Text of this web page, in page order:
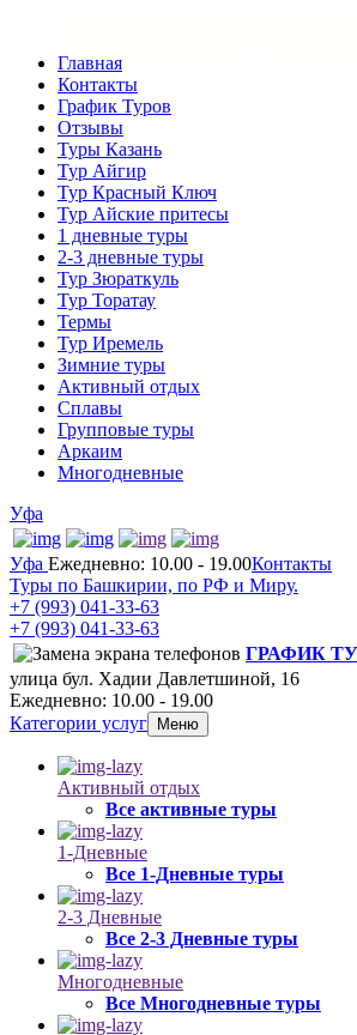
Главная
Контакты
График Туров
Отзывы
Туры Казань
Тур Айгир
Тур Красный Ключ
Тур Айские притесы
1 дневные туры
2-3 дневные туры
Тур Зюраткуль
Тур Торатау
Термы
Тур Иремель
Зимние туры
Активный отдых
Сплавы
Групповые туры
Аркаим
Многодневные
Уфа
Уфа Ежедневно: 10.00 - 19.00Контакты
Туры по Башкирии, по РФ и Миру.
+7 (993) 041-33-63
+7 (993) 041-33-63
ГРАФИК
улица бул. Хадии Давлетшиной, 16
Ежедневно: 10.00 - 19.00
Категории услуг
Меню
Активный отдых
Все активные туры
1-Дневные
Все 1-Дневные туры
2-3 Дневные
Все 2-3 Дневные туры
Многодневные
Все Многодневные туры